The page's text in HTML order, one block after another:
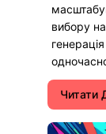
вибору
Читати